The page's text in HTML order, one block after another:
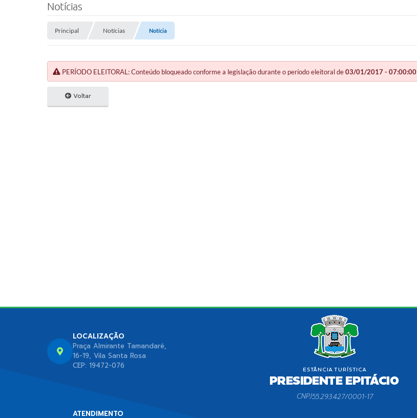
Notícias
Principal Notícias Notícia
PERÍODO ELEITORAL: Conteúdo bloqueado conforme a legislação durante o período eleitoral de03/01/2017 - 07:00:00
Voltar
LOCALIZAÇÃO
Praça Almirante Tamandaré,
16-19, Vila Santa Rosa
CEP: 19472-076
ATENDIMENTO
CNPJ55.293.427/0001-17